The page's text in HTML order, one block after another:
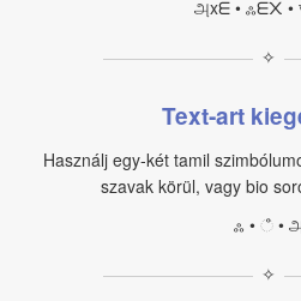
அxᗴ • ஃᗴ᙭
✧
Text‑art
Használj egy‑két tamil
szavak körül, vagy bio
ஃ • ஂ •
✧